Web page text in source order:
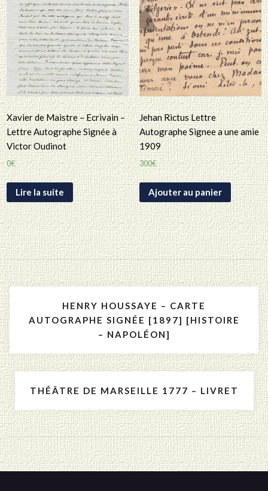
Xavier de Maistre – Ecrivain –
Lettre Autographe Signée à
Victor Oudinot
0€
Lire la suite
Jehan Rictus Lettre
Autographe Signee a une amie
1909
300€
Ajouter au panier
Navigation
de
HENRY HOUSSAYE – CARTE
AUTOGRAPHE SIGNÉE [1897] [HISTOIRE
– NAPOLÉON]
THÉÂTRE DE MARSEILLE 1777 – LIVRET